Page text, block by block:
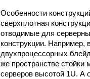
Особенности
сверхплотная
отводимые для
конструкции.
двухпроцессорных
же пространстве
серверов высотой 1U. А